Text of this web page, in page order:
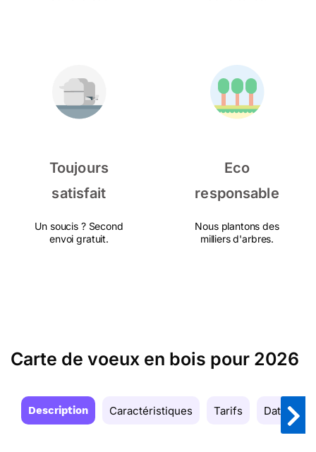
Toujours
satisfait
Un soucis ? Second
envoi gratuit.
Eco
responsable
Nous plantons des
milliers d'arbres.
Carte de voeux en bois pour 2026
Description Caractéristiques Tarifs Date de